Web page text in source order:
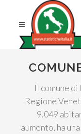
Il comune
Regione
9.049
aumento, ha